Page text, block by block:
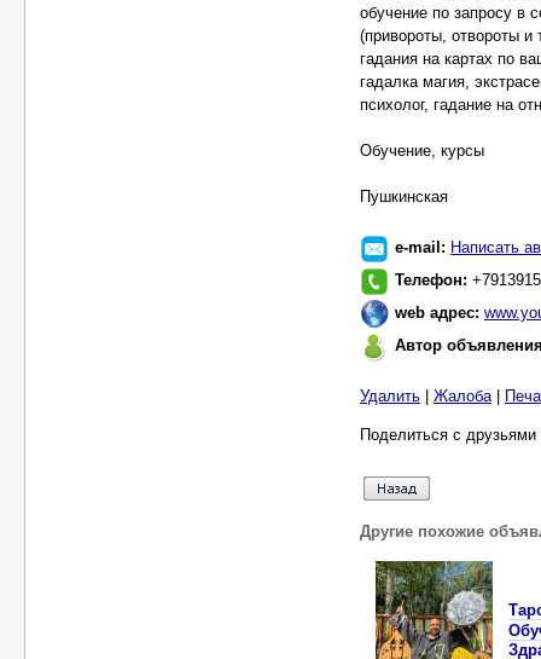
обучение по запросу в
(привороты, отвороты
гадания на картах по
гадалка магия,
психолог, гадание на
Обучение, курсы
Пушкинская
e-mail: Написать
Телефон:
web адрес:
Автор
Удалить Жалоба|
Поделиться с
Другие похожие